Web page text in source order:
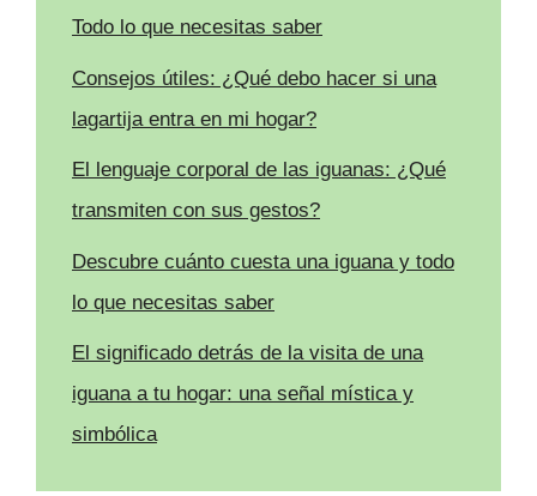
Todo lo que necesitas saber
Consejos útiles: ¿Qué debo hacer si una
lagartija entra en mi hogar?
El lenguaje corporal de las iguanas: ¿Qué
transmiten con sus gestos?
Descubre cuánto cuesta una iguana y todo
lo que necesitas saber
El significado detrás de la visita de una
iguana a tu hogar: una señal mística y
simbólica